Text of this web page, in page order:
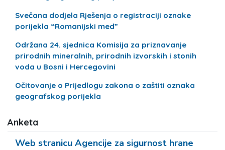
Svečana dodjela Rješenja o registraciji oznake
porijekla “Romanijski med”
Održana 24. sjednica Komisija za priznavanje
prirodnih mineralnih, prirodnih izvorskih i stonih
voda u Bosni i Hercegovini
Očitovanje o Prijedlogu zakona o zaštiti oznaka
geografskog porijekla
Anketa
Web stranicu Agencije za sigurnost hrane